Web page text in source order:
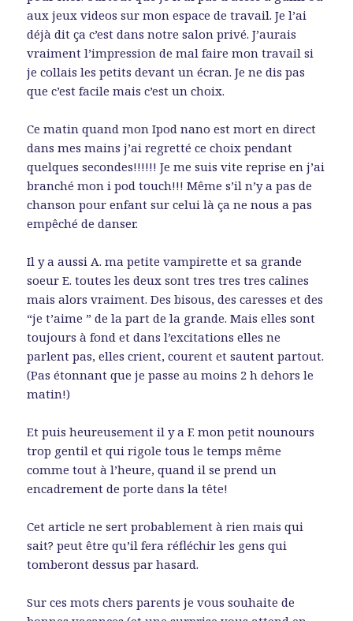
aux jeux videos sur mon espace de travail. Je l’ai
déjà dit ça c’est dans notre salon privé. J’aurais
vraiment l’impression de mal faire mon travail si
je collais les petits devant un écran. Je ne dis pas
que c’est facile mais c’est un choix.
Ce matin quand mon Ipod nano est mort en direct
dans mes mains j’ai regretté ce choix pendant
quelques secondes!!!!!! Je me suis vite reprise en j’ai
branché mon i pod touch!!! Même s’il n’y a pas de
chanson pour enfant sur celui là ça ne nous a pas
empêché de danser.
Il y a aussi A. ma petite vampirette et sa grande
soeur E. toutes les deux sont tres tres tres calines
mais alors vraiment. Des bisous, des caresses et des
“je t’aime ” de la part de la grande. Mais elles sont
toujours à fond et dans l’excitations elles ne
parlent pas, elles crient, courent et sautent partout.
(Pas étonnant que je passe au moins 2 h dehors le
matin!)
Et puis heureusement il y a F. mon petit nounours
trop gentil et qui rigole tous le temps même
comme tout à l’heure, quand il se prend un
encadrement de porte dans la tête!
Cet article ne sert probablement à rien mais qui
sait? peut être qu’il fera réfléchir les gens qui
tomberont dessus par hasard.
Sur ces mots chers parents je vous souhaite de